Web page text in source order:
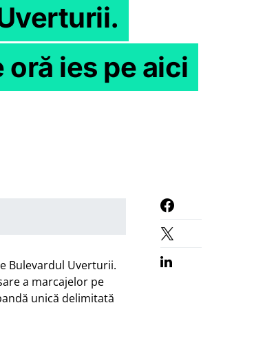
ies pe aici
Bulevardul Uverturii.
a marcajelor pe
unică delimitată